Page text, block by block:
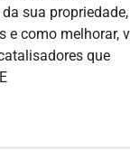
sua propriedade,
e como melhorar,
que